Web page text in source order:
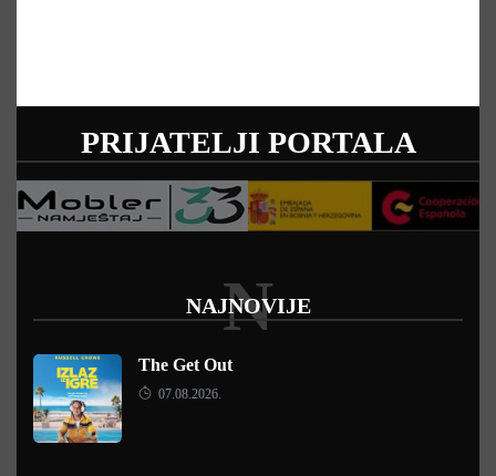
PRIJATELJI PORTALA
NAJNOVIJE
N
The Get Out
07.08.2026.